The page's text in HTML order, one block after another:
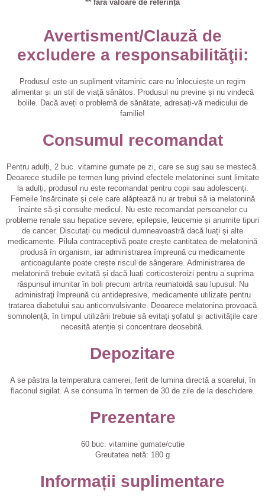
** fără valoare de referință
Avertisment/Clauză de
excludere a responsabilităţii:
Produsul este un supliment vitaminic care nu înlocuiește un regim
alimentar și un stil de viață sănătos. Produsul nu previne și nu vindecă
bolile. Dacă aveți o problemă de sănătate, adresați-vă medicului de
familie!
Consumul recomandat
Pentru adulți, 2 buc. vitamine gumate pe zi, care se sug sau se mestecă.
Deoarece studiile pe termen lung privind efectele melatoninei sunt limitate
la adulți, produsul nu este recomandat pentru copii sau adolescenți.
Femeile însărcinate și cele care alăptează nu ar trebui să ia melatonină
înainte să-și consulte medicul. Nu este recomandat persoanelor cu
probleme renale sau hepatice severe, epilepsie, leucemie și anumite tipuri
de cancer. Discutați cu medicul dumneavoastră dacă luați și alte
medicamente. Pilula contraceptivă poate crește cantitatea de melatonină
produsă în organism, iar administrarea împreună cu medicamente
anticoagulante poate crește riscul de sângerare. Administrarea de
melatonină trebuie evitată și dacă luați corticosteroizi pentru a suprima
răspunsul imunitar în boli precum artrita reumatoidă sau lupusul. Nu
administraţi împreună cu antidepresive, medicamente utilizate pentru
tratarea diabetului sau anticonvulsivante. Deoarece melatonina provoacă
somnolență, în timpul utilizării trebuie să evitați șofatul și activitățile care
necesită atenție și concentrare deosebită.
Depozitare
A se păstra la temperatura camerei, ferit de lumina directă a soarelui, în
flaconul sigilat. A se consuma în termen de 30 de zile de la deschidere.
Prezentare
60 buc. vitamine gumate/cutie
Greutatea netă: 180 g
Informații suplimentare